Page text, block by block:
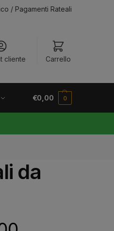
/ Pagamenti Rateali
cliente Carrello
€0,00 0
da